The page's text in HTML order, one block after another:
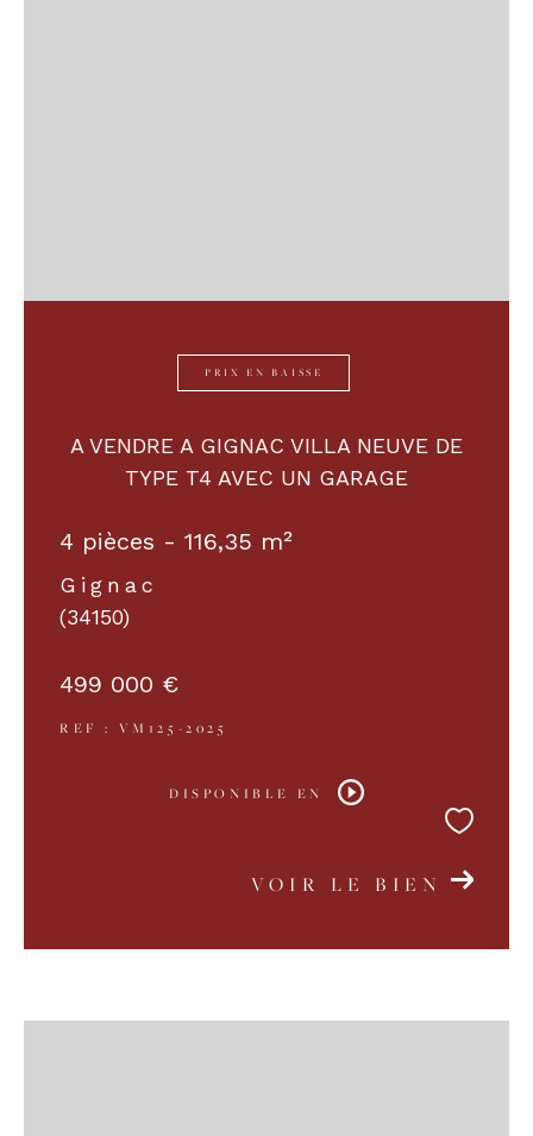
PRIX EN BAISSE
A VENDRE A GIGNAC VILLA NEUVE DE
TYPE T4 AVEC UN GARAGE
4 pièces - 116,35 m²
Gignac
(34150)
499 000 €
REF : VM125-2025
DISPONIBLE EN
VOIR LE BIEN